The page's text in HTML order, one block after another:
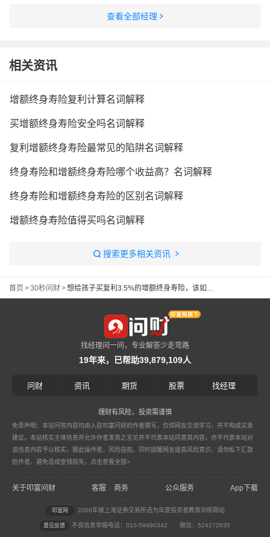
查看全部经理
相关资讯
增额终身寿险复利计算名词解释
买增额终身寿险安全吗名词解释
复利增额终身寿险最常见的陷阱名词解释
终身寿险和增额终身寿险哪个收益高？名词解释
终身寿险和增额终身寿险的区别名词解释
增额终身寿险值得买吗名词解释
搜索更多相关资讯
首页 >30秒问财> 想给孩子买复利3.5%的增额终身寿险，该如何购买？
找经理问一问，专业解答少走弯路
19年来，已帮助39,879,109人
问财 资讯 期货 股票 找经理
理财有风险，投资需谨慎
免责声明：本站问答内容均由入驻叩富问财的作者撰写，仅供网友交流学习，并不构成买卖
建议。本站核实主体信息并允许作者发表之言论并不代表本站同意其内容，亦不代表本站对
该信息内容予以核实，据此操作者，风险自担。同时提醒网友提高风险意识，请勿私下汇款
给作者，避免造成金钱损失。 点击查看全部>
关于叩富问财 客服 商务 公众服务 App下载
叩富网 2008年被上海证券交易所选为年度投资者教育训练网站
意见反馈 不良信息举报电话：010-59490342 微信：524272835